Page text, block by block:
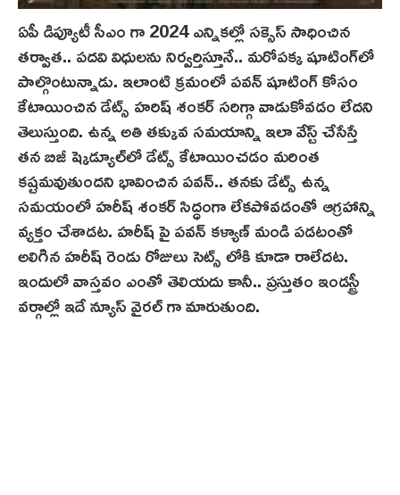
ఏపీ డిప్యూటీ సీఎం గా 2024 ఎన్నికల్లో సక్సెస్ సాధించిన
తర్వాత.. పదవి విధులను నిర్వర్తిస్తూనే.. మరోపక్క షూటింగ్‌లో
పాల్గొంటున్నాడు. ఇలాంటి క్రమంలో పవన్ షూటింగ్ కోసం
కేటాయించిన డేట్స్ హరిష్ శంకర్ సరిగ్గా వాడుకోవడం లేదని
తెలుస్తుంది. ఉన్న అతి తక్కువ సమయాన్ని ఇలా వేస్ట్ చేసేస్తే
తన బిజీ ష్కెడ్యూల్‌లో డేట్స్ కేటాయించడం మరింత
కష్టమవుతుందని భావించిన పవన్.. తనకు డేట్స్ ఉన్న
సమయంలో హరీష్ శంకర్ సిద్ధంగా లేకపోవడంతో ఆగ్రహాన్ని
వ్యక్తం చేశాడట. హరీష్ పై పవన్ కళ్యాణ్ మండి పడటంతో
అలిగిన హరీష్ రెండు రోజులు సెట్స్ లోకి కూడా రాలేదట.
ఇందులో వాస్తవం ఎంతో తెలియదు కానీ.. ప్రస్తుతం ఇండస్ట్రీ
వర్గాల్లో ఇదే న్యూస్ వైరల్ గా మారుతుంది.